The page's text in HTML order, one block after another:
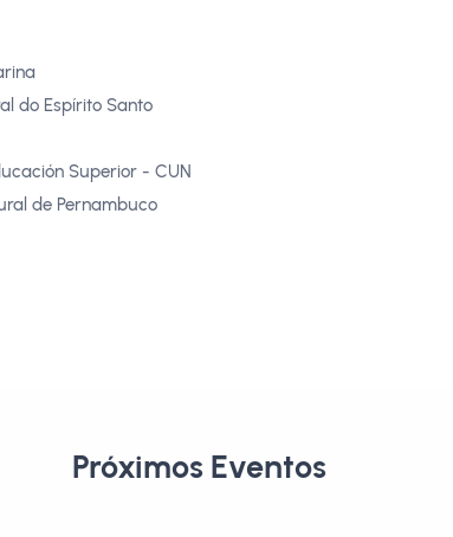
do Espírito Santo
Superior - CUN
de Pernambuco
Próximos Eventos